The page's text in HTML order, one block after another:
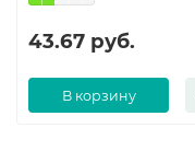
43.67 руб.
В корзину